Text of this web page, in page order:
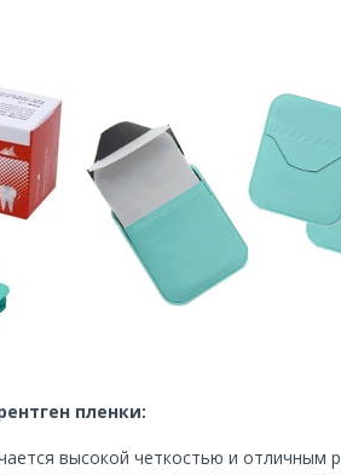
пленки:
высокой четкостью и отличным